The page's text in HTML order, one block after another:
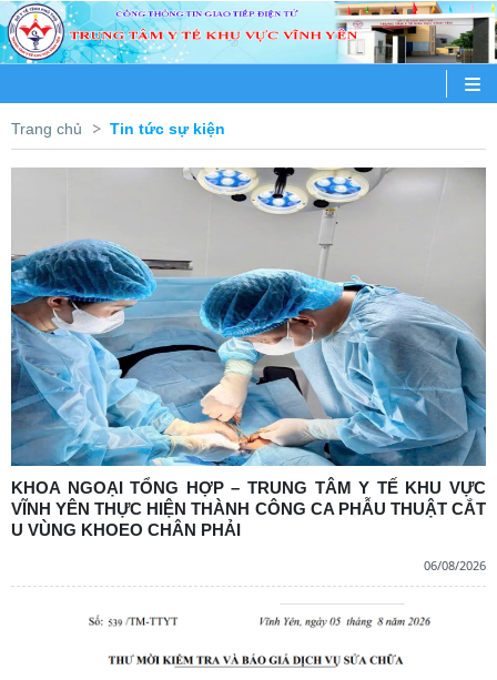
Trang chủ Tin tức sự kiện
06/08/2026
KHOA NGOẠI TỔNG HỢP – TRUNG TÂM Y TẾ KHU VỰC
VĨNH YÊN THỰC HIỆN THÀNH CÔNG CA PHẪU THUẬT CẮT
U VÙNG KHOEO CHÂN PHẢI